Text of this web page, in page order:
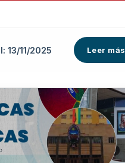
13/11/2025 Leer más